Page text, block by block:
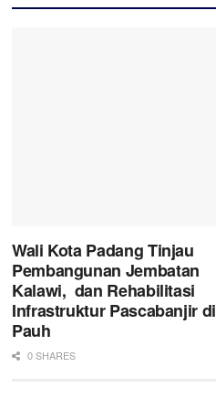
Wali Kota Padang Tinjau
Pembangunan Jembatan
Kalawi, dan Rehabilitasi
Infrastruktur Pascabanjir di
Pauh
0 SHARES